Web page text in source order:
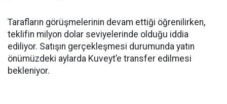
Tarafların görüşmelerinin devam ettiği öğrenilirken,
teklifin milyon dolar seviyelerinde olduğu iddia
ediliyor. Satışın gerçekleşmesi durumunda yatın
önümüzdeki aylarda Kuveyt’e transfer edilmesi
bekleniyor.